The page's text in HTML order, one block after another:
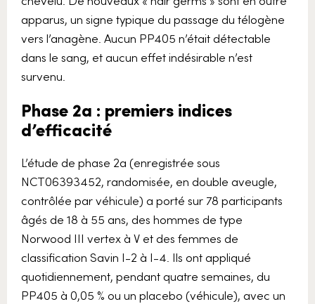
apparus, un signe typique du passage du télogène
vers l’anagène. Aucun PP405 n’était détectable
dans le sang, et aucun effet indésirable n’est
survenu.
Phase 2a : premiers indices
d’efficacité
L’étude de phase 2a (enregistrée sous
NCT06393452, randomisée, en double aveugle,
contrôlée par véhicule) a porté sur 78 participants
âgés de 18 à 55 ans, des hommes de type
Norwood III vertex à V et des femmes de
classification Savin I-2 à I-4. Ils ont appliqué
quotidiennement, pendant quatre semaines, du
PP405 à 0,05 % ou un placebo (véhicule), avec un